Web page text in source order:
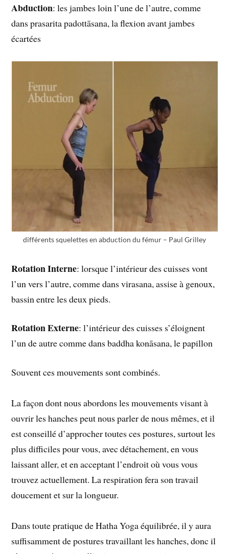
Abduction: les jambes loin l’une de l’autre, comme
dans prasarita padottāsana, la flexion avant jambes
écartées
différents squelettes en abduction du fémur – Paul Grilley
Rotation Interne: lorsque l’intérieur des cuisses vont
l’un vers l’autre, comme dans virasana, assise à genoux,
bassin entre les deux pieds.
Rotation Externe: l’intérieur des cuisses s’éloignent
l’un de autre comme dans baddha konāsana, le papillon
Souvent ces mouvements sont combinés.
La façon dont nous abordons les mouvements visant à
ouvrir les hanches peut nous parler de nous mêmes, et il
est conseillé d’approcher toutes ces postures, surtout les
plus difficiles pour vous, avec détachement, en vous
laissant aller, et en acceptant l’endroit où vous vous
trouvez actuellement. La respiration fera son travail
doucement et sur la longueur.
Dans toute pratique de Hatha Yoga équilibrée, il y aura
suffisamment de postures travaillant les hanches, donc il